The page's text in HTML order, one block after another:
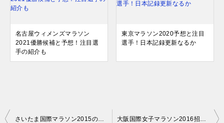
名古屋ウィメンズマラソン
2021優勝候補と予想！注目選
手の紹介も
東京マラソン2020予想と注目
選手！日本記録更新なるか
投